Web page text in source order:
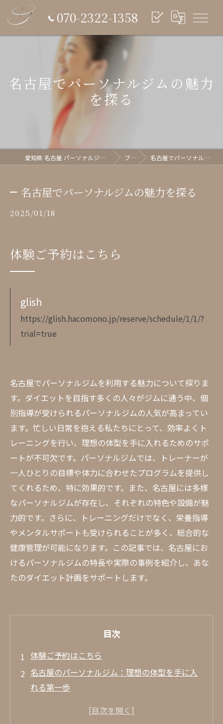
070-2322-1358
名古屋でパーソナルジムの魅力
を探る
愛知県 名古屋 パーソナルジム glish《グリッシュ》 ブログ 名古屋でパーソナルジムの魅力を探る
名古屋でパーソナルジムの魅力を探る
2025/01/18
体験ご予約はこちら
glish
https://glish.hacomono.jp/reserve/schedule/1/1/?
trial=true
名古屋でパーソナルジムを利用する魅力について探りま
す。ダイエットを目指す多くの人々がジムに通う中、個
別指導が受けられるパーソナルジムの人気が高まってい
ます。忙しい日常を抱える私たちにとって、効率よくト
レーニングを行い、理想の体型を手に入れるためのサポ
ートが不可欠です。パーソナルジムでは、トレーナーが
一人ひとりの目標や体力に合わせたプログラムを提供し
てくれるため、特に効果的です。また、名古屋には多様
なパーソナルジムが存在し、それぞれの特色や設備が魅
力的です。さらに、トレーニングだけでなく、栄養指導
やメンタルサポートも受けられることが多く、総合的な
健康管理が可能になります。この記事では、名古屋にお
けるパーソナルジムの特長や実際の事例を紹介し、あな
たのダイエット計画をサポートします。
目次
体験ご予約はこちら
名古屋のパーソナルジム：理想の体型を手に入
れる第一歩
忙しい日常でも続けられる！パーソナルジムの